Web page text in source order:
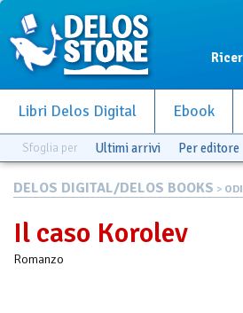
Libri Delos Digital Ebook
Sfoglia per Ultimi arrivi Per editore
DELOS DIGITAL/DELOS BOOKS >
Il caso Korolev
Romanzo